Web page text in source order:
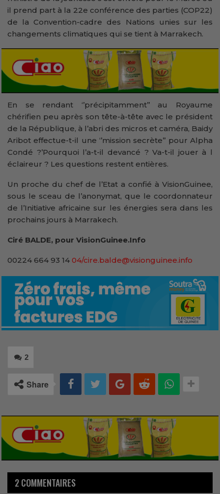
il prend part à la 22e conférence des parties (COP22)
de la Convention-cadre des Nations unies sur les
changements climatiques qui se tient à Marrakech.
En se rendant ‘’précipitamment’’ au Royaume
chérifien peu après son tête-à-tête avec le président
de la République, à l’abri des micros et caméra, Baidy
Aribot effectue-t-il une ‘’mission secrète’’ pour Alpha
Condé ?’Pourquoi l’a-t-il devancé ? Va-t-il jouer à l
éclaireur ? Les questions restent entières.
Un proche du chef de l’Etat a confié à VisionGuinee,
sous le sceau de l’anonymat, que le coordonnateur
de l’Initiative africaine sur les énergies sera dans les
prochains jours à Marrakech.
Ciré BALDE, pour VisionGuinee.Info
00224 664 93 14 04/cire.balde@visionguinee.info
2
Share
2 COMMENTAIRES